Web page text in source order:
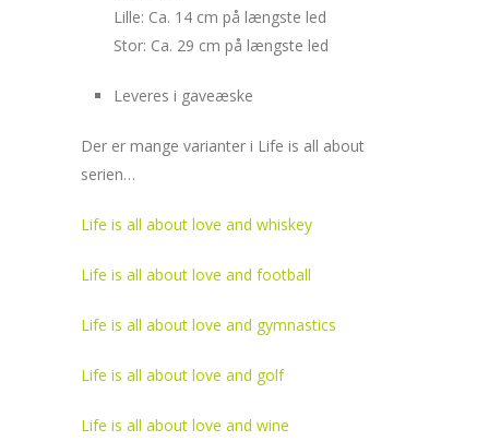
Lille: Ca. 14 cm på længste led
Stor: Ca. 29 cm på længste led
Leveres i gaveæske
Der er mange varianter i Life is all about
serien…
Life is all about love and whiskey
Life is all about love and football
Life is all about love and gymnastics
Life is all about love and golf
Life is all about love and wine